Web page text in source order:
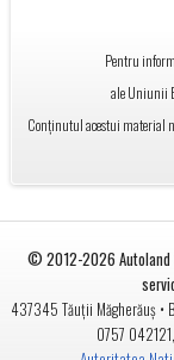
Pentru
ale Uniunii
Conținutul acestui material
© 2012-2026
437345 Tăuții Măgherăuș•
0757 042121,